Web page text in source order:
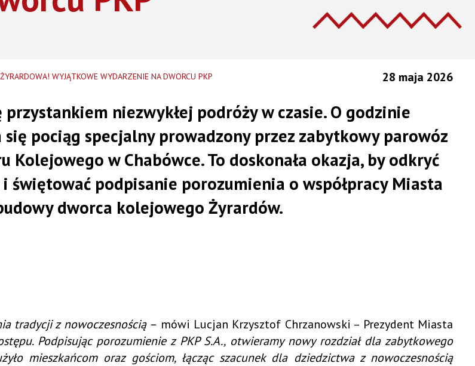
WYJĄTKOWE WYDARZENIE NA DWORCU PKP 28 maja 2026
niezwykłej podróży w czasie. O godzinie
pociąg specjalny prowadzony przez zabytkowy parowóz
Kolejowego w Chabówce. To doskonała okazja, by odkryć
podpisanie porozumienia o współpracy Miasta
dworca kolejowego Żyrardów.
tradycji z nowoczesnością – mówi Lucjan Krzysztof Chrzanowski – Prezydent Miasta
Podpisując porozumienie z PKP S.A., otwieramy nowy rozdział dla zabytkowego
mieszkańcom oraz gościom, łącząc szacunek dla dziedzictwa z nowoczesnością